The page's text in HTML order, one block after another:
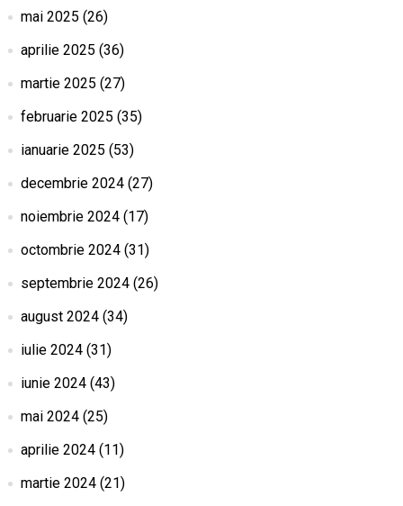
mai 2025 (26)
aprilie 2025 (36)
martie 2025 (27)
februarie 2025 (35)
ianuarie 2025 (53)
decembrie 2024(27)
noiembrie 2024(17)
octombrie 2024(31)
septembrie 2024(26)
august 2024(34)
iulie 2024(31)
iunie 2024(43)
mai 2024(25)
aprilie 2024(11)
martie 2024(21)